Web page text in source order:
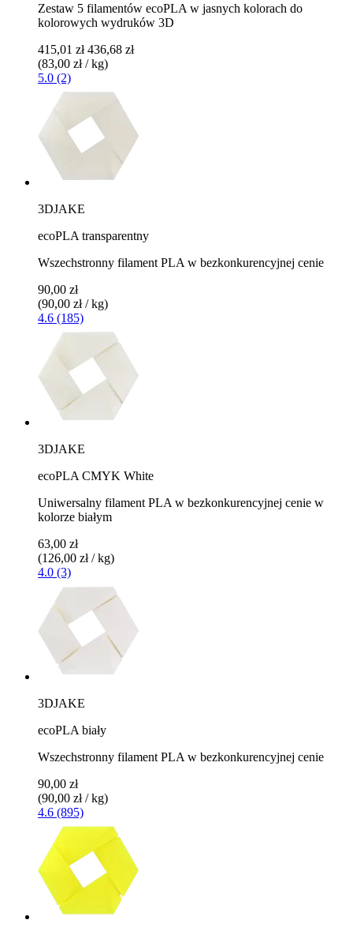
Zestaw 5 filamentów ecoPLA w jasnych kolorach do
kolorowych wydruków 3D
415,01 zł 436,68 zł
(83,00 zł / kg)
5.0 (2)
3DJAKE
ecoPLA transparentny
Wszechstronny filament PLA w bezkonkurencyjnej cenie
90,00 zł
(90,00 zł / kg)
4.6 (185)
3DJAKE
ecoPLA CMYK White
Uniwersalny filament PLA w bezkonkurencyjnej cenie w
kolorze białym
63,00 zł
(126,00 zł / kg)
4.0 (3)
3DJAKE
ecoPLA biały
Wszechstronny filament PLA w bezkonkurencyjnej cenie
90,00 zł
(90,00 zł / kg)
4.6 (895)